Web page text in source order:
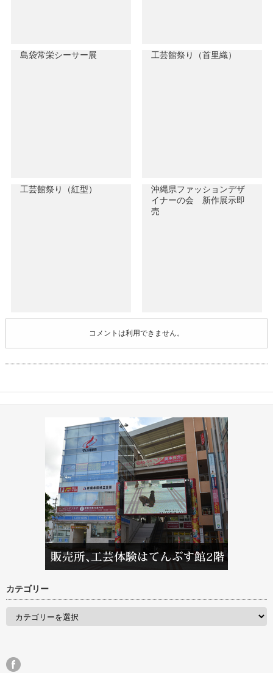
島袋常栄シーサー展 工芸館祭り（首里織）
工芸館祭り（紅型）
沖縄県ファッションデザ
イナーの会 新作展示即
売
コメントは利用できません。
カテゴリー